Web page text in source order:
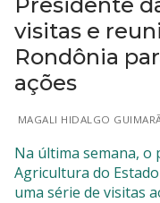
visitas e
Rondônia
ações
MAGALI HIDALGO
Na última semana, o
Agricultura do
uma série de visitas